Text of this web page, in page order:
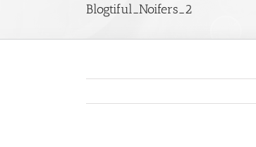
Blogtiful_Noifers_2